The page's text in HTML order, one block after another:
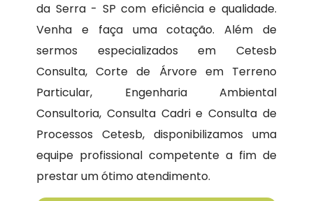
da Serra - SP com eficiência e qualidade.
Venha e faça uma cotação. Além de
sermos especializados em Cetesb
Consulta, Corte de Árvore em Terreno
Particular, Engenharia Ambiental
Consultoria, Consulta Cadri e Consulta de
Processos Cetesb, disponibilizamos uma
equipe profissional competente a fim de
prestar um ótimo atendimento.